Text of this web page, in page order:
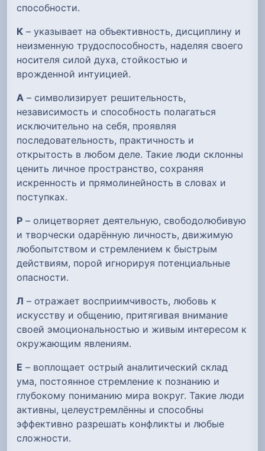
способности.
К – указывает на объективность, дисциплину и
неизменную трудоспособность, наделяя своего
носителя силой духа, стойкостью и
врожденной интуицией.
А – символизирует решительность,
независимость и способность полагаться
исключительно на себя, проявляя
последовательность, практичность и
открытость в любом деле. Такие люди склонны
ценить личное пространство, сохраняя
искренность и прямолинейность в словах и
поступках.
Р – олицетворяет деятельную, свободолюбивую
и творчески одарённую личность, движимую
любопытством и стремлением к быстрым
действиям, порой игнорируя потенциальные
опасности.
Л – отражает восприимчивость, любовь к
искусству и общению, притягивая внимание
своей эмоциональностью и живым интересом к
окружающим явлениям.
Е – воплощает острый аналитический склад
ума, постоянное стремление к познанию и
глубокому пониманию мира вокруг. Такие люди
активны, целеустремлённы и способны
эффективно разрешать конфликты и любые
сложности.